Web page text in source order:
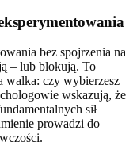
bez spojrzenia na
– lub blokują. To
walka: czy wybierzesz
wskazują, że
sił
prowadzi do